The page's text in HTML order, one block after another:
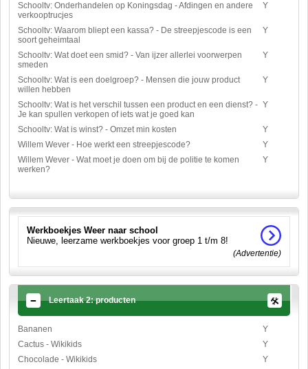
Schooltv: Onderhandelen op Koningsdag - Afdingen en andere
verkooptrucjes
Y
Schooltv: Waarom bliept een kassa? - De streepjescode is een
soort geheimtaal
Y
Schooltv: Wat doet een smid? - Van ijzer allerlei voorwerpen
smeden
Y
Schooltv: Wat is een doelgroep? - Mensen die jouw product
willen hebben
Y
Schooltv: Wat is het verschil tussen een product en een dienst? -
Je kan spullen verkopen of iets wat je goed kan
Y
Schooltv: Wat is winst? - Omzet min kosten
Y
Willem Wever - Hoe werkt een streepjescode?
Y
Willem Wever - Wat moet je doen om bij de politie te komen
werken?
Y
Werkboekjes Weer naar school
Nieuwe, leerzame werkboekjes voor groep 1 t/m 8!
(Advertentie)
Leertaak 2: producten
Bananen
Y
Cactus - Wikikids
Y
Chocolade - Wikikids
Y